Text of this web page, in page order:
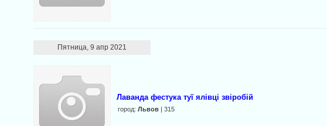
Пятница, 9 апр 2021
Лаванда фестука туї ялівці звіробій
город:Львов | 315